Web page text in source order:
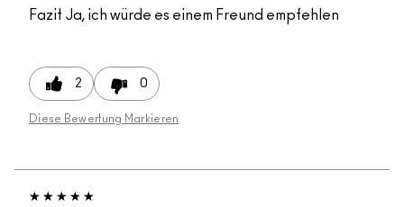
Fazit Ja, ich würde es einem Freund empfehlen
2 0
Diese Bewertung Markieren